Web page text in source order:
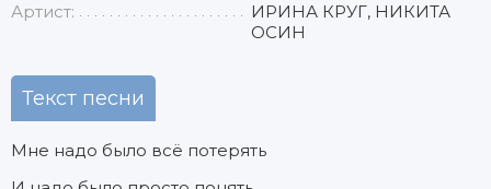
Артист:
ИРИНА КРУГ, НИКИТА
ОСИН
Текст песни
Мне надо было всё потерять